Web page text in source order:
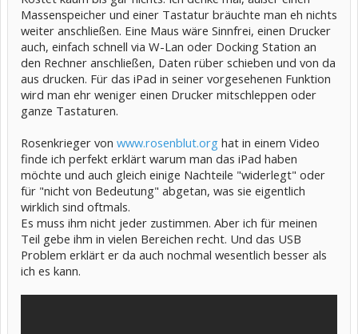
Massenspeicher und einer Tastatur bräuchte man eh nichts
weiter anschließen. Eine Maus wäre Sinnfrei, einen Drucker
auch, einfach schnell via W-Lan oder Docking Station an
den Rechner anschließen, Daten rüber schieben und von da
aus drucken. Für das iPad in seiner vorgesehenen Funktion
wird man ehr weniger einen Drucker mitschleppen oder
ganze Tastaturen.
Rosenkrieger von www.rosenblut.org hat in einem Video
finde ich perfekt erklärt warum man das iPad haben
möchte und auch gleich einige Nachteile "widerlegt" oder
für "nicht von Bedeutung" abgetan, was sie eigentlich
wirklich sind oftmals.
Es muss ihm nicht jeder zustimmen. Aber ich für meinen
Teil gebe ihm in vielen Bereichen recht. Und das USB
Problem erklärt er da auch nochmal wesentlich besser als
ich es kann.